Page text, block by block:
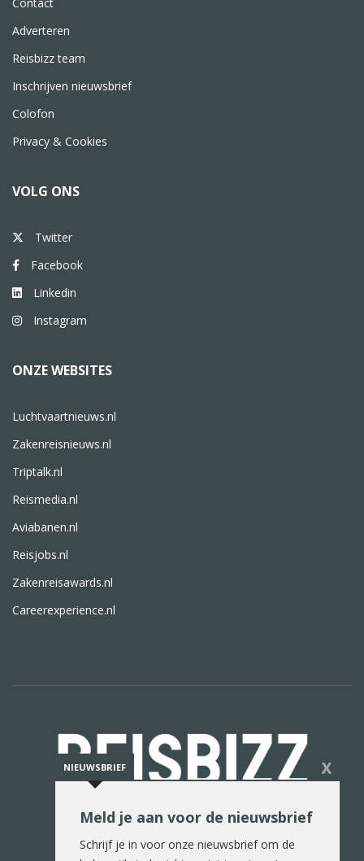
Adverteren
Reisbizz team
Inschrijven nieuwsbrief
Colofon
Privacy & Cookies
VOLG ONS
Twitter
Facebook
Linkedin
Instagram
ONZE WEBSITES
Luchtvaartnieuws.nl
Zakenreisnieuws.nl
Triptalk.nl
Reismedia.nl
Aviabanen.nl
Reisjobs.nl
Zakenreisawards.nl
Careerexperience.nl
De reiswereld in woord en beeld
NIEUWSBRIEF X
Meld je aan voor de nieuwsbrief
Schrijf je in voor onze nieuwsbrief om de